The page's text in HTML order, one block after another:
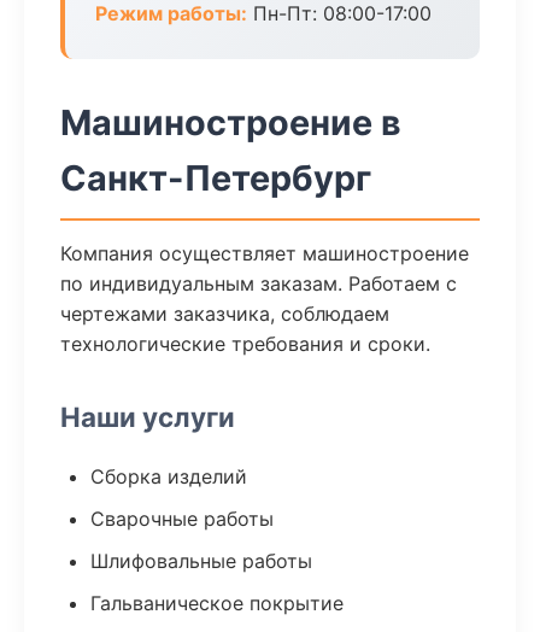
Режим работы: Пн-Пт: 08:00-17:00
Машиностроение в
Санкт-Петербург
Компания осуществляет машиностроение
по индивидуальным заказам. Работаем с
чертежами заказчика, соблюдаем
технологические требования и сроки.
Наши услуги
Сборка изделий
Сварочные работы
Шлифовальные работы
Гальваническое покрытие